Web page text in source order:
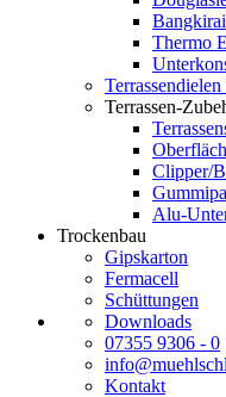
Bangkirai
Thermo
Terrassen-
Clipper/
Alu-
Trockenbau
Gipskarton
Fermacell
Schüttungen
Downloads
07355 9306 - 0
Kontakt